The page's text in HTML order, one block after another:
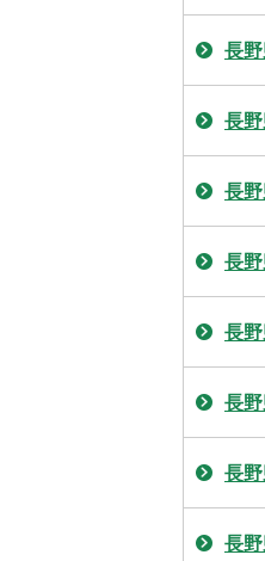
長
長
長
長
長
長
長
長